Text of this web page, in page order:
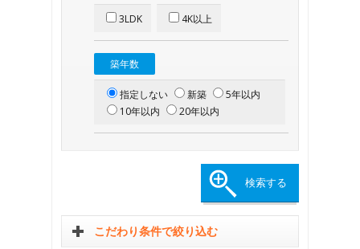
3LDK 4K以上
築年数
指定しない 新築
5年以内
10年以内
20年以内
こだわり条件で絞り込む